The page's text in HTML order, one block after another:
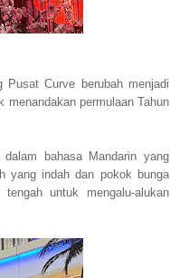
Curve berubah menjadi
menandakan permulaan Tahun
bahasa Mandarin yang
yang indah dan pokok bunga
untuk mengalu-alukan